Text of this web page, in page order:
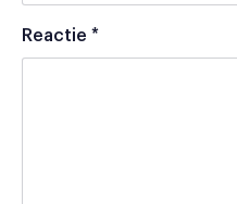
Reactie *